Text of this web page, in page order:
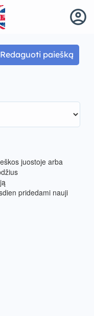
account_circle
Redaguoti paiešką
juostoje arba
pridedami nauji